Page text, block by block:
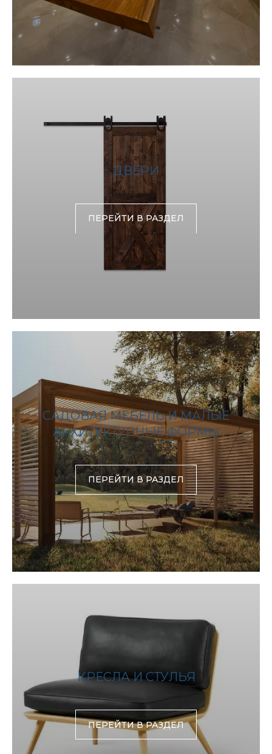
ДВЕРИ
ПЕРЕЙТИ В РАЗДЕЛ
САДОВАЯ МЕБЕЛЬ И МАЛЫЕ
АРХИТЕКТУРНЫЕ ФОРМЫ
ПЕРЕЙТИ В РАЗДЕЛ
КРЕСЛА И СТУЛЬЯ
ПЕРЕЙТИ В РАЗДЕЛ